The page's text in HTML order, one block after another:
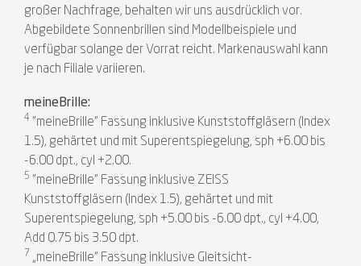
großer Nachfrage, behalten wir uns ausdrücklich vor.
Abgebildete Sonnenbrillen sind Modellbeispiele und
verfügbar solange der Vorrat reicht. Markenauswahl kann
je nach Filiale variieren.
meineBrille:
4 "meineBrille" Fassung inklusive Kunststoffgläsern (Index
1.5), gehärtet und mit Superentspiegelung, sph +6.00 bis
-6.00 dpt., cyl +2.00.
5 "meineBrille" Fassung inklusive ZEISS
Kunststoffgläsern (Index 1.5), gehärtet und mit
Superentspiegelung, sph +5.00 bis -6.00 dpt., cyl +4.00,
Add 0.75 bis 3.50 dpt.
7 „meineBrille“ Fassung inklusive Gleitsicht-